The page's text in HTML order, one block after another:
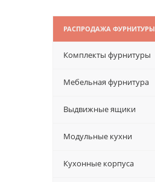
РАСПРОДАЖА ФУРНИТУРЫ
Комплекты фурнитуры
Мебельная фурнитура
Выдвижные ящики
Модульные кухни
Кухонные корпуса